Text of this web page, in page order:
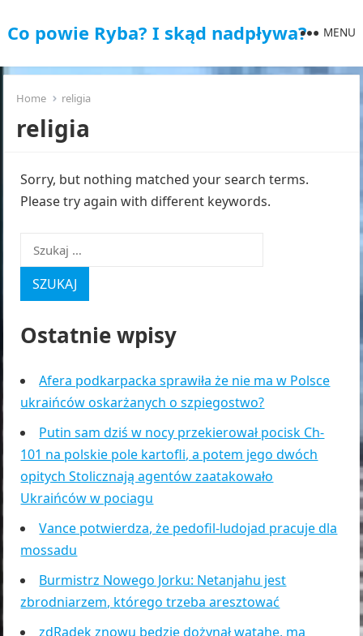
Co powie Ryba? I skąd nadpływa? MENU
Home religia
religia
Sorry, but nothing matched your search terms.
Please try again with different keywords.
Szukaj:
Ostatnie wpisy
Afera podkarpacka sprawiła że nie ma w Polsce
ukraińców oskarżanych o szpiegostwo?
Putin sam dziś w nocy przekierował pocisk Ch-
101 na polskie pole kartofli, a potem jego dwóch
opitych Stolicznają agentów zaatakowało
Ukraińców w pociagu
Vance potwierdza, że pedofil-ludojad pracuje dla
mossadu
Burmistrz Nowego Jorku: Netanjahu jest
zbrodniarzem, którego trzeba aresztować
zdRadek znowu będzie dożynał watahę, ma